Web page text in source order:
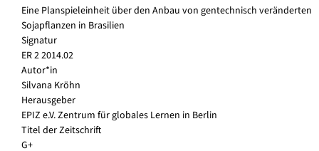
Eine Planspieleinheit über den Anbau von gentechnisch veränderten
Sojapflanzen in Brasilien
Signatur
ER 2 2014.02
Autor*in
Silvana Kröhn
Herausgeber
EPIZ e.V. Zentrum für globales Lernen in Berlin
Titel der Zeitschrift
G+